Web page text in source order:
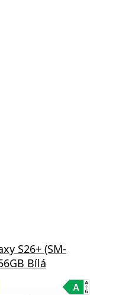
S26+ (SM-
Bílá